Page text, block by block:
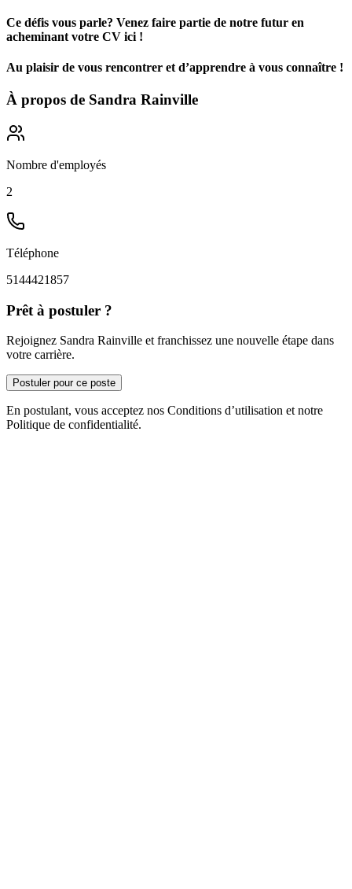
Ce défis vous parle? Venez faire partie de notre futur en
acheminant votre CV ici !
Au plaisir de vous rencontrer et d’apprendre à vous connaître !
À propos de Sandra Rainville
Nombre d'employés
2
Téléphone
5144421857
Prêt à postuler ?
Rejoignez Sandra Rainville et franchissez une nouvelle étape dans
votre carrière.
Postuler pour ce poste
En postulant, vous acceptez nos Conditions d’utilisation et notre
Politique de confidentialité.